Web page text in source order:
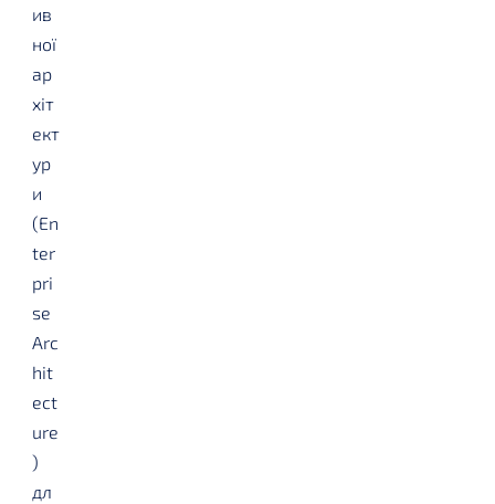
ив
ної
ар
хіт
ект
ур
и
(En
ter
pri
se
Arc
hit
ect
ure
)
дл